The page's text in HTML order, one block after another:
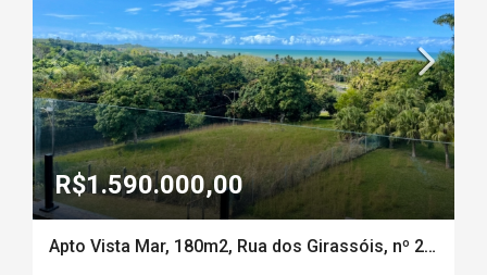
R$1.590.000,00
Apto Vista Mar, 180m2, Rua dos Girassóis, nº 20, Ed. Piraqueaçu, Coqueiral de Aracruz-ES